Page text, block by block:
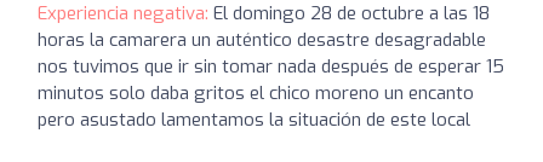
Experiencia negativa: El domingo 28 de octubre a las 18
horas la camarera un auténtico desastre desagradable
nos tuvimos que ir sin tomar nada después de esperar 15
minutos solo daba gritos el chico moreno un encanto
pero asustado lamentamos la situación de este local